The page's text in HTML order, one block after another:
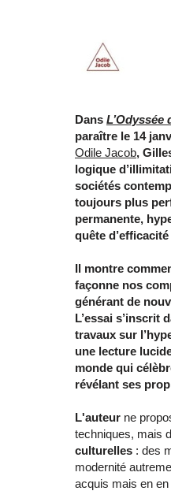
Dans L’Odyssée
paraître le 14
Odile Jacob,
logique
sociétés
toujours plus
permanente,
quête
Il montre
façonne nos
générant de
L’essai s’inscrit
travaux sur
une lecture
monde qui
révélant ses
L'auteur ne
techniques, mais
culturelles : des
modernité
acquis mais en